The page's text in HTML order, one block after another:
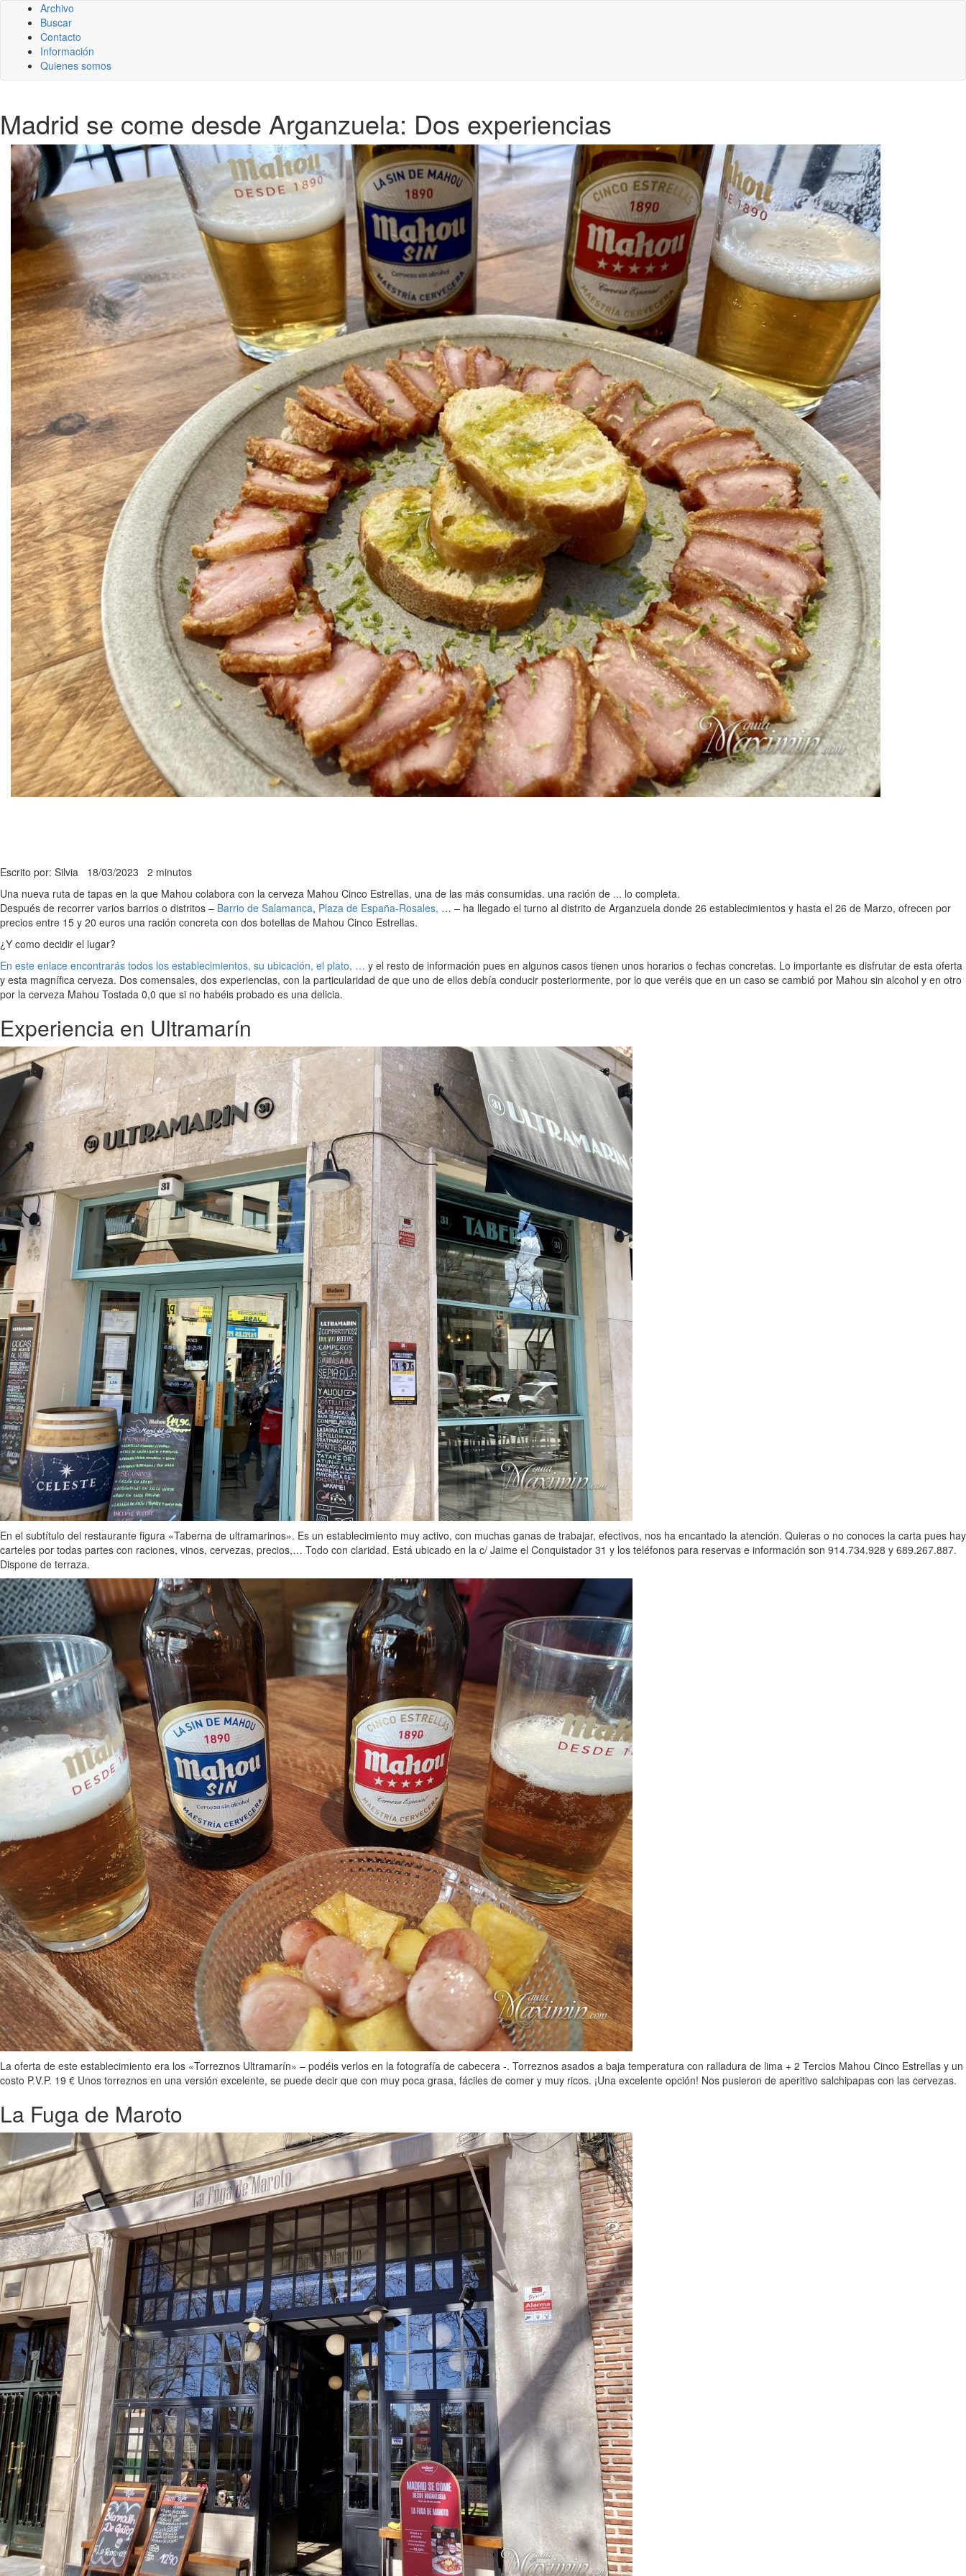
Archivo
Buscar
Contacto
Información
Quienes somos
Madrid se come desde Arganzuela: Dos experiencias
Escrito por: Silvia 18/03/2023 2 minutos
Una nueva ruta de tapas en la que Mahou colabora con la cerveza Mahou Cinco Estrellas, una de las más consumidas. una ración de ... lo completa.
Después de recorrer varios barrios o distritos – Barrio de Salamanca, Plaza de España-Rosales, … – ha llegado el turno al distrito de Arganzuela donde 26 establecimientos y hasta el 26 de Marzo, ofrecen por
precios entre 15 y 20 euros una ración concreta con dos botellas de Mahou Cinco Estrellas.
¿Y como decidir el lugar?
En este enlace encontrarás todos los establecimientos, su ubicación, el plato, … y el resto de información pues en algunos casos tienen unos horarios o fechas concretas. Lo importante es disfrutar de esta oferta
y esta magnífica cerveza. Dos comensales, dos experiencias, con la particularidad de que uno de ellos debía conducir posteriormente, por lo que veréis que en un caso se cambió por Mahou sin alcohol y en otro
por la cerveza Mahou Tostada 0,0 que si no habéis probado es una delicia.
Experiencia en Ultramarín
En el subtítulo del restaurante figura «Taberna de ultramarinos». Es un establecimiento muy activo, con muchas ganas de trabajar, efectivos, nos ha encantado la atención. Quieras o no conoces la carta pues hay
carteles por todas partes con raciones, vinos, cervezas, precios,… Todo con claridad. Está ubicado en la c/ Jaime el Conquistador 31 y los teléfonos para reservas e información son 914.734.928 y 689.267.887.
Dispone de terraza.
La oferta de este establecimiento era los «Torreznos Ultramarín» – podéis verlos en la fotografía de cabecera -. Torreznos asados a baja temperatura con ralladura de lima + 2 Tercios Mahou Cinco Estrellas y un
costo P.V.P. 19 € Unos torreznos en una versión excelente, se puede decir que con muy poca grasa, fáciles de comer y muy ricos. ¡Una excelente opción! Nos pusieron de aperitivo salchipapas con las cervezas.
La Fuga de Maroto